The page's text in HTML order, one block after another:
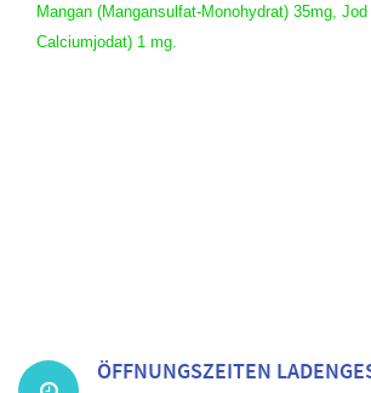
Mangan (Mangansulfat-Monohydrat) 35mg,
Calciumjodat) 1 mg.
ÖFFNUNGSZEITEN